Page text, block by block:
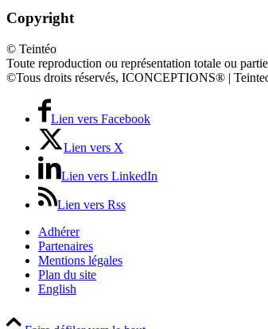
Copyright
© Teintéo
Toute reproduction ou représentation totale ou
©Tous droits réservés, ICONCEPTIONS® |
Lien vers Facebook
Lien vers X
Lien vers LinkedIn
Lien vers Rss
Adhérer
Partenaires
Mentions légales
Plan du site
English